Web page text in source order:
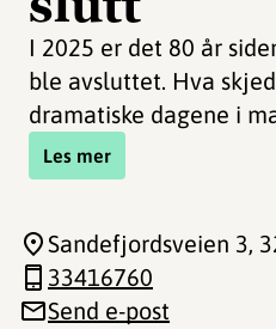
I 2025 er det 80 år
ble avsluttet. Hva
dramatiske dagene i
Les mer
Sandefjordsveien 3,
33416760
Send e-post